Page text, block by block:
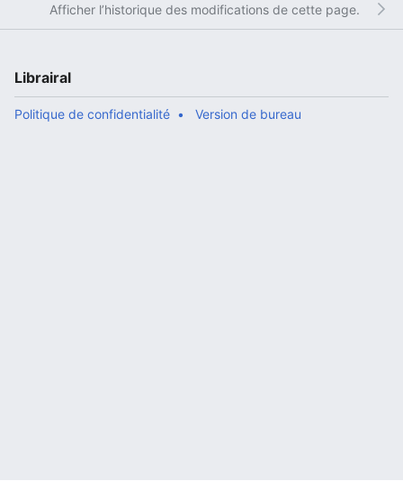
Afficher l’historique des modifications de cette page.
Librairal
Politique de confidentialité Version de bureau